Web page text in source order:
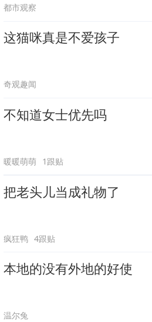
都市观察
这猫咪真是不爱孩子
奇观趣闻
不知道女士优先吗
暖暖萌萌 1跟贴
把老头儿当成礼物了
疯狂鸭 4跟贴
本地的没有外地的好使
温尔兔